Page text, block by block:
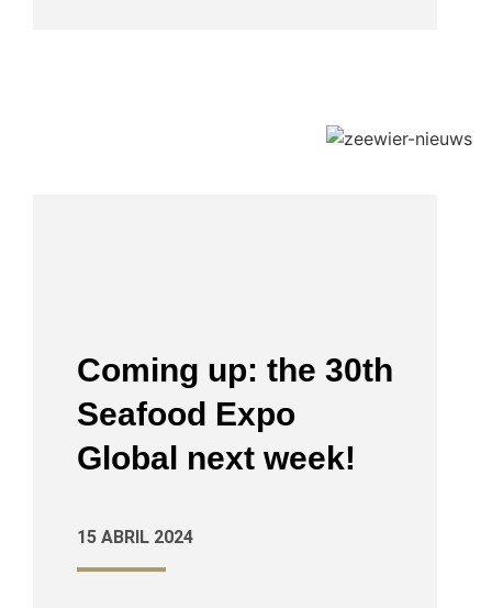
Coming up: the 30th
Seafood Expo
Global next week!
15 ABRIL 2024